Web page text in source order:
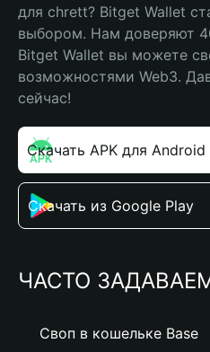
для chrett? Bitget Wallet
выбором. Нам доверяют
Bitget Wallet вы можете
возможностями Web3.
сейчас!
Скачать APK для Android
Скачать из Google Play
ЧАСТО
Своп в кошельке Base